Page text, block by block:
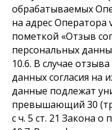
обрабатываемых
на адрес Оператора
пометкой «Отзыв
персональных
10.6. В случае
данных согласия на
данные подлежат
превышающий 30
с ч. 5 ст. 21 Закона